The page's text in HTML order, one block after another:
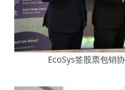
EcoSys签股票包销